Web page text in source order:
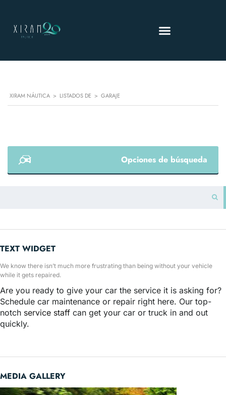
XIRAM NÁUTICA > LISTADOS DE > GARAJE
Opciones de búsqueda
TEXT WIDGET
We know there isn’t much more frustrating than being without your vehicle
while it gets repaired.
Are you ready to give your car the service it is asking for?
Schedule car maintenance or repair right here. Our top-
notch service staff can get your car or truck in and out
quickly.
MEDIA GALLERY